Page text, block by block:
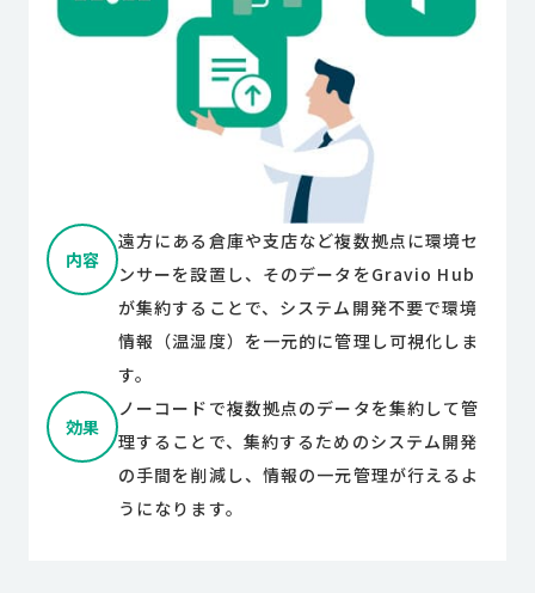
内容
遠方にある倉庫や支店など複数拠点に環境セ
ンサーを設置し、そのデータをGravio Hub
が集約することで、システム開発不要で環境
情報（温湿度）を一元的に管理し可視化しま
す。
効果
ノーコードで複数拠点のデータを集約して管
理することで、集約するためのシステム開発
の手間を削減し、情報の一元管理が行えるよ
うになります。